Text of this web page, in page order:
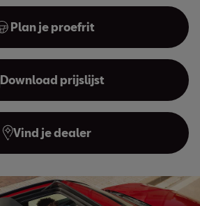
Plan je proefrit
Download prijslijst
Vind je dealer